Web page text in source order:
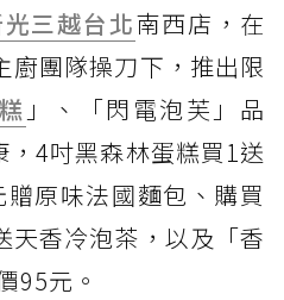
三越台北南西店，在
廚團隊操刀下，推出限
」、「閃電泡芙」品
4吋黑森林蛋糕買1送
原味法國麵包、購買
天香冷泡茶，以及「香
95元。